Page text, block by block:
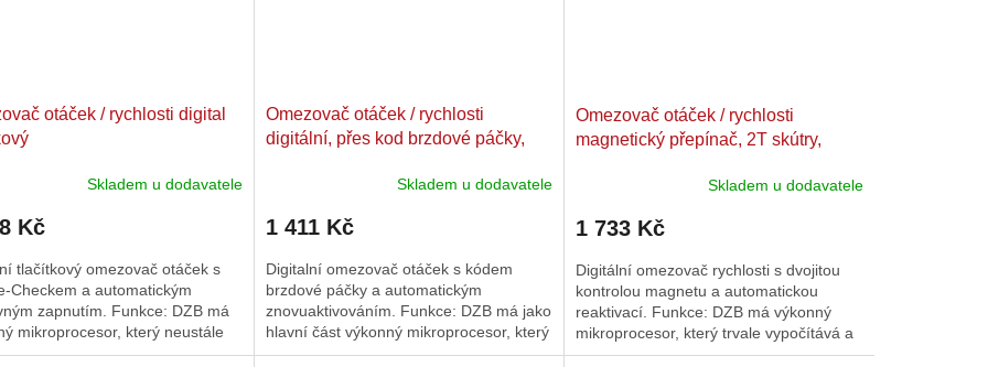
otáček / rychlosti digital
Skladem u dodavatele
Kč
tlačítkový omezovač otáček s
Checkem a automatickým
zapnutím. Funkce: DZB má
mikroprocesor, který neustále
vyhodnocuje aktuální...
Omezovač otáček / rychlosti
digitální, přes kod brzdové páčky,
Skladem u dodavatele
1 411 Kč
Digitalní omezovač otáček s kódem
brzdové páčky a automatickým
znovuaktivováním. Funkce: DZB má jako
hlavní část výkonný mikroprocesor, který
trvale počítá a vyhodnocuje...
Omezovač otáček / rychlosti
magnetický přepínač, 2T skútry,
Skladem u dodavatele
1 733 Kč
Digitální omezovač rychlosti s dvojitou
kontrolou magnetu a automatickou
reaktivací. Funkce: DZB má výkonný
mikroprocesor, který trvale vypočítává a
vyhodnocuje aktuální...